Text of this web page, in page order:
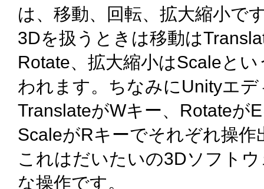
は、移動、回転、拡大縮小で
3Dを扱うときは移動は
Rotate、拡大縮小はScaleと
われます。ちなみにUnityエ
TranslateがWキー、Rotateが
ScaleがRキーでそれぞれ操作
これはだいたいの3Dソフト
な操作です。